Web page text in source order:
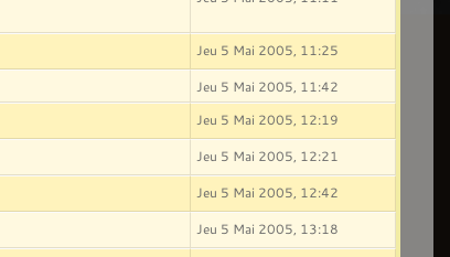
Jeu 5 Mai 2005, 11:25
Jeu 5 Mai 2005, 11:42
Jeu 5 Mai 2005, 12:19
Jeu 5 Mai 2005, 12:21
Jeu 5 Mai 2005, 12:42
Jeu 5 Mai 2005, 13:18